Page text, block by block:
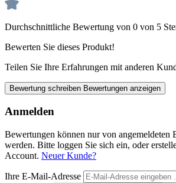
Durchschnittliche Bewertung von 0 von 5
Bewerten Sie dieses Produkt!
Teilen Sie Ihre Erfahrungen mit anderen
Bewertung schreiben Bewertungen anzeigen
Anmelden
Bewertungen können nur von angemeldeten
werden. Bitte loggen Sie sich ein, oder
Account. Neuer Kunde?
Ihre E-Mail-Adresse